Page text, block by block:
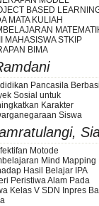
BASED
MATA KULIAH
MAHASISWA STKIP
BIMA
Pancasila
Sosial untuk
Karakter
Siswa
Motode
Mind Mapping
Hasil Belajar IPA
Peristiwa Alam Pada
Kelas V SDN Inpres